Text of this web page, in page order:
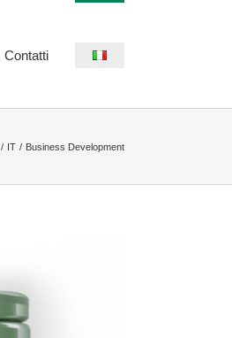
Contatti
IT Business Development